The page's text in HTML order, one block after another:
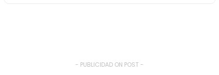
- PUBLICIDAD ON POST -